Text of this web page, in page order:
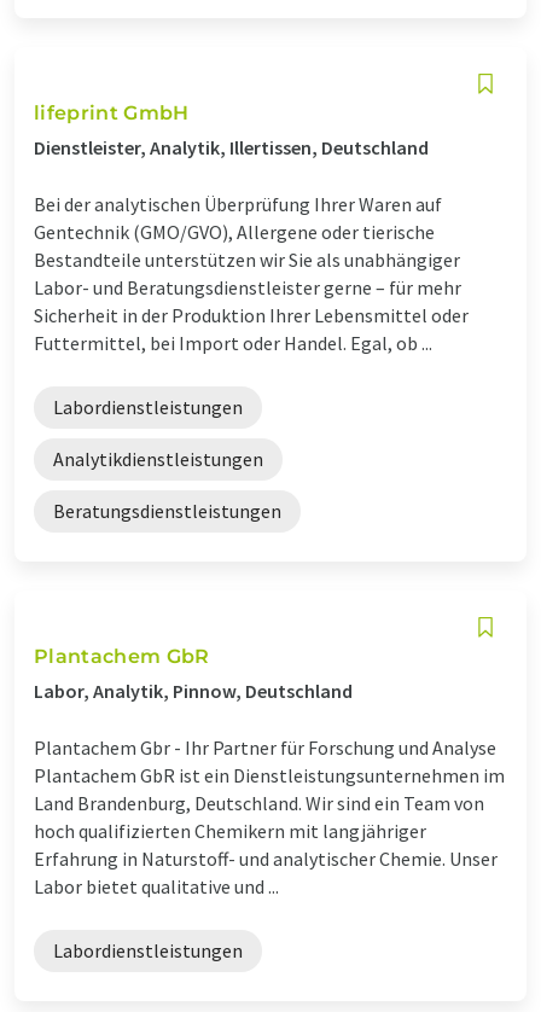
lifeprint GmbH
Dienstleister, Analytik, Illertissen, Deutschland
Bei der analytischen Überprüfung Ihrer Waren auf
Gentechnik (GMO/GVO), Allergene oder tierische
Bestandteile unterstützen wir Sie als unabhängiger
Labor- und Beratungsdienstleister gerne – für mehr
Sicherheit in der Produktion Ihrer Lebensmittel oder
Futtermittel, bei Import oder Handel. Egal, ob ...
Labordienstleistungen
Analytikdienstleistungen
Beratungsdienstleistungen
Plantachem GbR
Labor, Analytik, Pinnow, Deutschland
Plantachem Gbr - Ihr Partner für Forschung und Analyse
Plantachem GbR ist ein Dienstleistungsunternehmen im
Land Brandenburg, Deutschland. Wir sind ein Team von
hoch qualifizierten Chemikern mit langjähriger
Erfahrung in Naturstoff- und analytischer Chemie. Unser
Labor bietet qualitative und ...
Labordienstleistungen